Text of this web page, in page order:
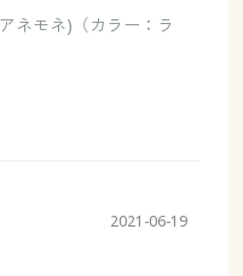
ネモネ)（カラー：ラ
2021-06-19